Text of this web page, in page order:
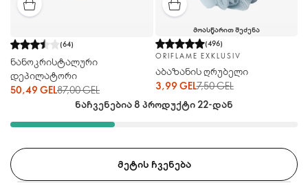
(64)
ნანოკრისტალური
დეპილატორი
50,49 GEL87,00 GEL
ᲛᲝᲐᲡᲬᲐᲠᲘᲗ ᲨᲔᲫᲔᲜᲐ
(496)
ORIFLAME EXKLUSIV
აბაზანის ღრუბელი
3,99 GEL7,50 GEL
ნაჩვენებია 8 პროდუქტი 22-დან
ᲛᲔᲢᲘᲡ ᲩᲕᲔᲜᲔᲑᲐ